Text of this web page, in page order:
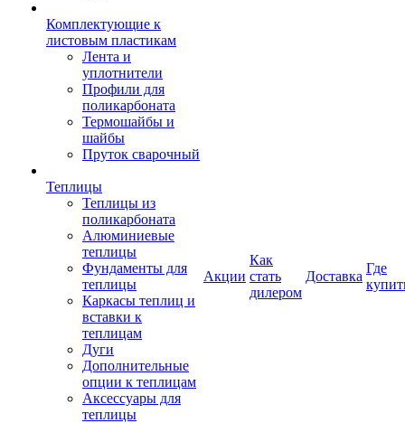
Комплектующие к
листовым пластикам
Лента и
уплотнители
Профили для
поликарбоната
Термошайбы и
шайбы
Пруток сварочный
Теплицы
Теплицы из
поликарбоната
Алюминиевые
теплицы
Фундаменты для
теплицы
Каркасы теплиц и
вставки к
теплицам
Дуги
Дополнительные
опции к теплицам
Аксессуары для
теплицы
Акции
Как
стать
дилером
Доставка
Где